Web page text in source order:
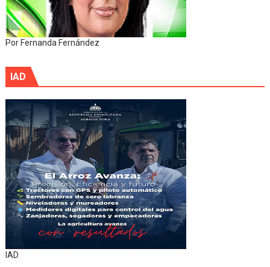
Por Fernanda Fernández
IAD
IAD